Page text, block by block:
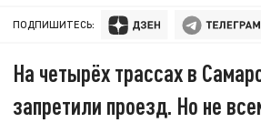
ПОДПИШИТЕСЬ:
На четырёх трассах в
запретили проезд. Но не